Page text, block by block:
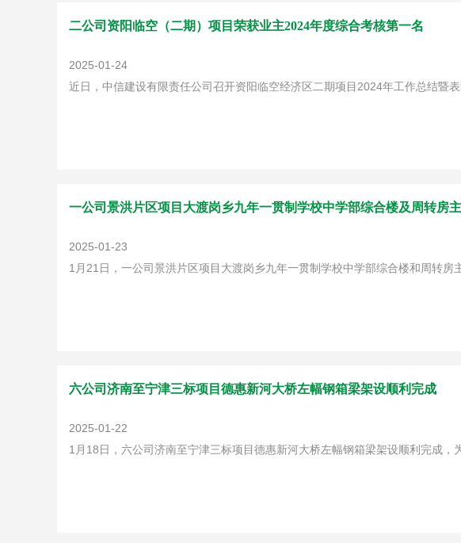
二公司资阳临空（二期）项目荣获业主2024年度综合考核第一名
2025-01-24
近日，中信建设有限责任公司召开资阳临空经济区二期项目2024年工作总结暨
一公司景洪片区项目大渡岗乡九年一贯制学校中学部综合楼及周转房
2025-01-23
1月21日，一公司景洪片区项目大渡岗乡九年一贯制学校中学部综合楼和周转房
六公司济南至宁津三标项目德惠新河大桥左幅钢箱梁架设顺利完成
2025-01-22
1月18日，六公司济南至宁津三标项目德惠新河大桥左幅钢箱梁架设顺利完成，